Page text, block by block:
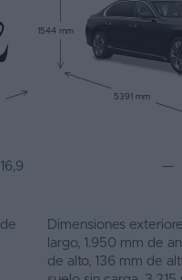
1544 mm
5391 mm
—
Dimensiones
largo, 1.950 mm de
de alto, 136 mm de